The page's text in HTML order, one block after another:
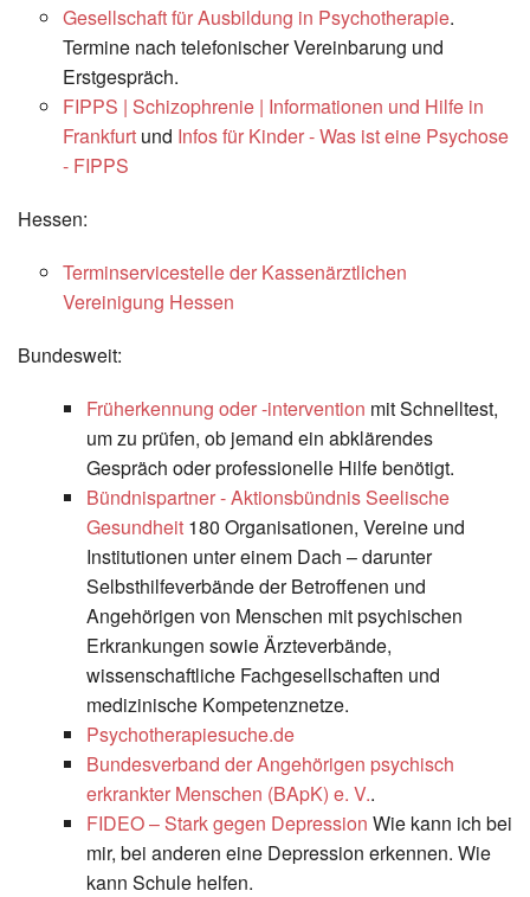
Gesellschaft für Ausbildung in Psychotherapie.
Termine nach telefonischer Vereinbarung und
Erstgespräch.
FIPPS | Schizophrenie | Informationen und Hilfe in
Frankfurtund Infos für Kinder - Was ist eine Psychose
- FIPPS
Hessen:
Terminservicestelle der Kassenärztlichen
Vereinigung Hessen
Bundesweit:
Früherkennung oder -intervention mit Schnelltest,
um zu prüfen, ob jemand ein abklärendes
Gespräch oder professionelle Hilfe benötigt.
Bündnispartner - Aktionsbündnis Seelische
Gesundheit180 Organisationen, Vereine und
Institutionen unter einem Dach – darunter
Selbsthilfeverbände der Betroffenen und
Angehörigen von Menschen mit psychischen
Erkrankungen sowie Ärzteverbände,
wissenschaftliche Fachgesellschaften und
medizinische Kompetenznetze.
Psychotherapiesuche.de
Bundesverband der Angehörigen psychisch
erkrankter Menschen (BApK) e. V..
FIDEO – Stark gegen Depression Wie kann ich bei
mir, bei anderen eine Depression erkennen. Wie
kann Schule helfen.